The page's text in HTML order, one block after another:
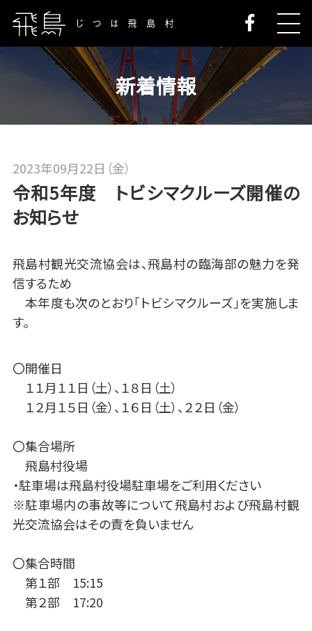
新着情報
令和5年度 トビシマクルーズ開催の
お知らせ
2023年09月22日（金）
飛島村観光交流協会は、飛島村の臨海部の魅力を発
信するため
本年度も次のとおり「トビシマクルーズ」を実施しま
す。
〇開催日
１１月１１日（土）、１８日（土）
１２月１５日（金）、１６日（土）、２２日（金）
〇集合場所
飛島村役場
・駐車場は飛島村役場駐車場をご利用ください
※駐車場内の事故等について飛島村および飛島村観
光交流協会はその責を負いません
〇集合時間
第１部 15:15
第２部 17:20